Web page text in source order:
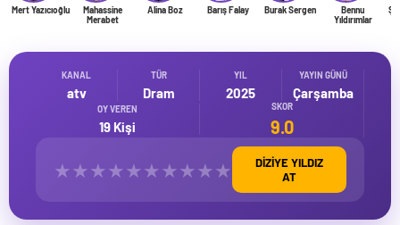
Mert Yazıcıoğlu
Mahassine
Merabet
Alina Boz Barış Falay Burak Sergen
Bennu
Yıldırımlar
KANAL
atv
TÜR
Dram
YIL
2025
YAYIN GÜNÜ
Çarşamba
OY VEREN
19 Kişi
SKOR
9.0
★★★★★★★★★★
DİZİYE YILDIZ
AT